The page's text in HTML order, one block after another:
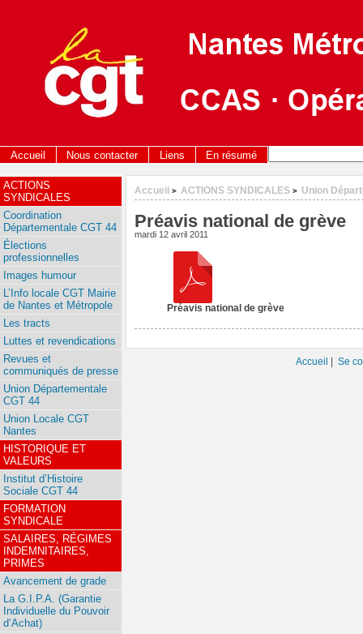
Accueil Nous contacter Liens En résumé
Accueil > ACTIONS SYNDICALES > Union
Préavis national de grève
mardi 12 avril 2011
Préavis national de grève
ACTIONS
SYNDICALES
Coordination
Départementale CGT 44
Élections
professionnelles
Images humour
L’Info locale CGT Mairie
de Nantes et Métropole
Les tracts
Luttes et revendications
Revues et
communiqués de presse
Union Départementale
CGT 44
Union Locale CGT
Nantes
HISTORIQUE ET
VALEURS
Institut d’Histoire
Sociale CGT 44
FORMATION
SYNDICALE
SALAIRES, RÉGIMES
INDEMNITAIRES,
PRIMES
Avancement de grade
La G.I.P.A. (Garantie
Individuelle du Pouvoir
d’Achat)
Accueil | Se